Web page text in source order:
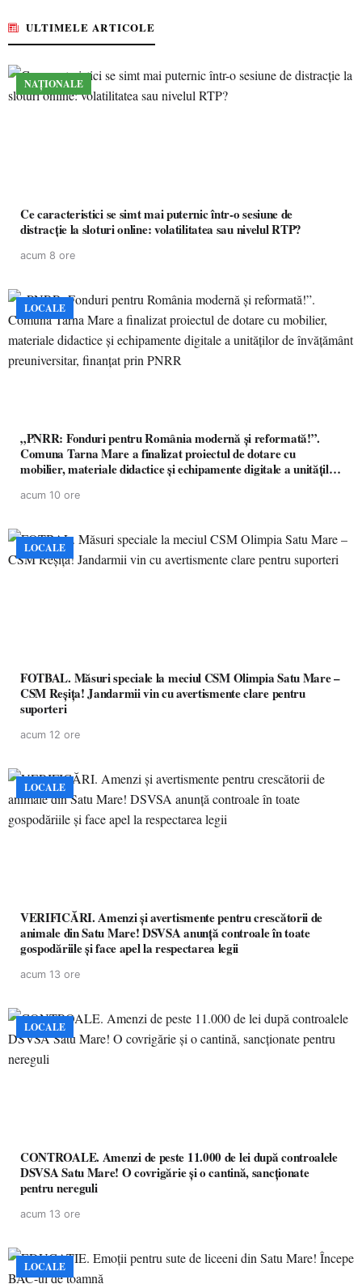
ULTIMELE ARTICOLE
NAȚIONALE
Ce caracteristici se simt mai puternic într-o sesiune de
distracție la sloturi online: volatilitatea sau nivelul RTP?
acum 8 ore
LOCALE
„PNRR: Fonduri pentru România modernă și reformată!”.
Comuna Tarna Mare a finalizat proiectul de dotare cu
mobilier, materiale didactice și echipamente digitale a unităților
acum 10 ore
LOCALE
FOTBAL. Măsuri speciale la meciul CSM Olimpia Satu Mare –
CSM Reșița! Jandarmii vin cu avertismente clare pentru
suporteri
acum 12 ore
LOCALE
VERIFICĂRI. Amenzi și avertismente pentru crescătorii de
animale din Satu Mare! DSVSA anunță controale în toate
gospodăriile și face apel la respectarea legii
acum 13 ore
LOCALE
CONTROALE. Amenzi de peste 11.000 de lei după controalele
DSVSA Satu Mare! O covrigărie și o cantină, sancționate
pentru nereguli
acum 13 ore
LOCALE